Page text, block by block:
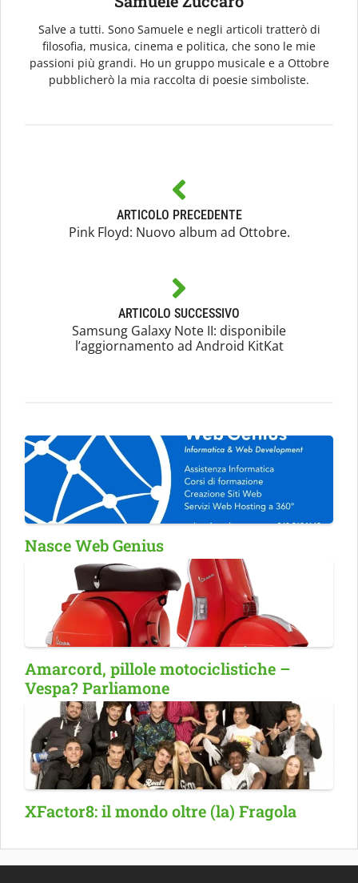
Salve a tutti. Sono Samuele e negli articoli tratterò di
filosofia, musica, cinema e politica, che sono le mie
passioni più grandi. Ho un gruppo musicale e a Ottobre
pubblicherò la mia raccolta di poesie simboliste.
ARTICOLO PRECEDENTE
Pink Floyd: Nuovo album ad Ottobre.
ARTICOLO SUCCESSIVO
Samsung Galaxy Note II: disponibile
l’aggiornamento ad Android KitKat
Nasce Web Genius
Amarcord, pillole motociclistiche –
Vespa? Parliamone
XFactor8: il mondo oltre (la) Fragola